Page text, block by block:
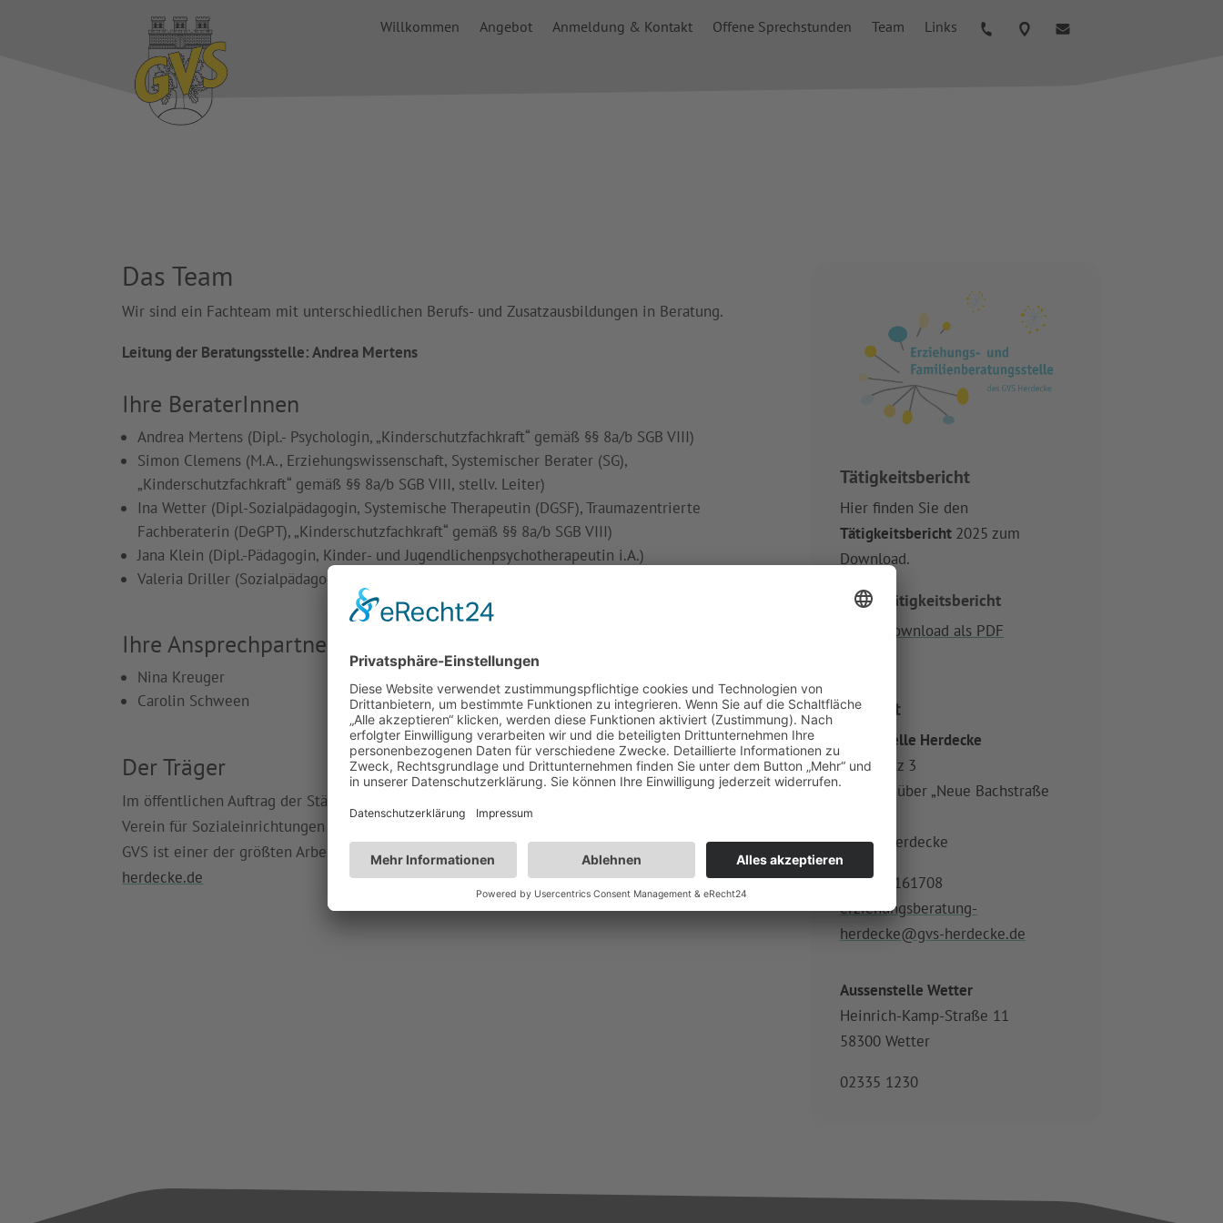
Willkommen Angebot Anmeldung & Kontakt Offene Sprechstunden Team Links
Das Team
Wir sind ein Fachteam mit unterschiedlichen Berufs- und Zusatzausbildungen in Beratung.
Leitung der Beratungsstelle: Andrea Mertens
Ihre BeraterInnen
Andrea Mertens (Dipl.- Psychologin, „Kinderschutzfachkraft“ gemäß §§ 8a/b SGB VIII)
Simon Clemens (M.A., Erziehungswissenschaft, Systemischer Berater (SG),
„Kinderschutzfachkraft“ gemäß §§ 8a/b SGB VIII, stellv. Leiter)
Ina Wetter (Dipl-Sozialpädagogin, Systemische Therapeutin (DGSF), Traumazentrierte
Fachberaterin (DeGPT), „Kinderschutzfachkraft“ gemäß §§ 8a/b SGB VIII)
Jana Klein (Dipl.-Pädagogin, Kinder- und Jugendlichenpsychotherapeutin i.A.)
Valeria Driller (Sozialpädagogin, Systemische Therapeutin i. A.)
Ihre AnsprechpartnerInnen in der Teamassistenz
Nina Kreuger
Carolin Schween
Der Träger
Im öffentlichen Auftrag der Städte Herdecke und Wetter/Ruhr betreibt der Gemeinnützige
Verein für Sozialeinrichtungen (GVS) Herdecke e.V. seit über 35 Jahren die Beratungsstelle. Der
GVS ist einer der größten Arbeitgeber in Herdecke. Weitere Informationen unter
herdecke.de
Tätigkeitsbericht
Hier finden Sie den
Tätigkeitsbericht 2025 zum
Download.
 Tätigkeitsbericht
Download als PDF
Kontakt
Hauptstelle Herdecke
Bachplatz 3
(Zugang über „Neue Bachstraße
58313 Herdecke
02330 9161708
erziehungsberatung-
herdecke@gvs-herdecke.de
Aussenstelle Wetter
Heinrich-Kamp-Straße 11
58300 Wetter
02335 1230